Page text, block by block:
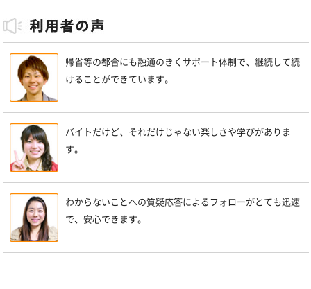
帰省等の都合にも融通のきくサポート体制で、継続して続
けることができています。
バイトだけど、それだけじゃない楽しさや学びがありま
す。
わからないことへの質疑応答によるフォローがとても迅速
で、安心できます。